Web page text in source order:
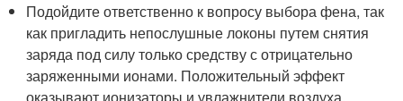
Подойдите ответственно к вопросу выбора фена, так
как пригладить непослушные локоны путем снятия
заряда под силу только средству с отрицательно
заряженными ионами. Положительный эффект